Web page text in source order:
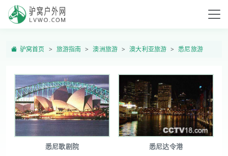
驴窝首页 旅游指南 澳洲旅游 澳大利亚旅游 悉尼旅游
悉尼歌剧院 悉尼达令港